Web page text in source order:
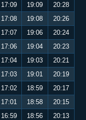
17:09 19:09
20:28
17:08 19:08
20:26
17:07 19:06
20:24
17:06 19:04
20:23
17:04 19:03
20:21
17:03 19:01
20:19
17:02 18:59
20:17
17:01 18:58
20:15
16:59 18:56
20:13